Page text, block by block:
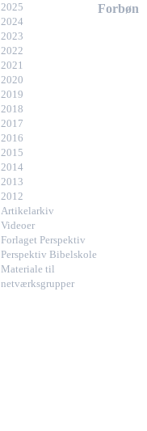
2025
2024
2023
2022
2021
2020
2019
2018
2017
2016
2015
2014
2013
2012
Artikelarkiv
Videoer
Forlaget Perspektiv
Perspektiv Bibelskole
Materiale til
netværksgrupper
Forbøn